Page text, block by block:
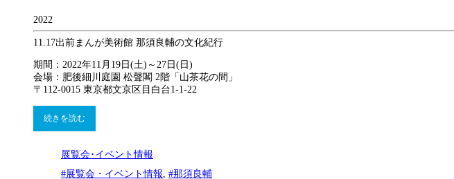
2022
11.17出前まんが美術館 那須良輔の文化紀行
期間：2022年11月19日(土)～27日(日)
会場：肥後細川庭園 松聲閣 2階「山茶花の間」
〒112-0015 東京都文京区目白台1-1-22
続きを読む
展覧会･イベント情報
#展覧会・イベント情報 #那須良輔